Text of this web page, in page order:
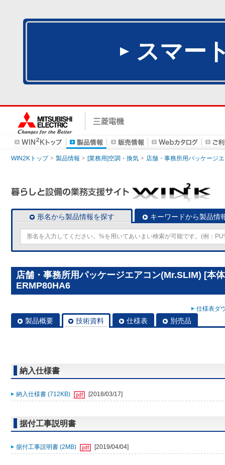
スマー
WIN2Kトップ 製品情報 [業務用]空調・換気 店舗・事務所用パッケージ
形名から製品情報を探す キーワードから製品情
店舗・事務所用パッケージエアコン(Mr.SLIM) [本
ERMP80HA6
仕様表ダ
製品概要 技術資料 仕様表 別売品
納入仕様書
納入仕様書 (712KB) [2018/03/17]
据付工事説明書
据付工事説明書 (2MB) [2019/04/04]